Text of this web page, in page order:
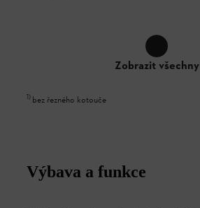
Zobrazit všechny
1) bez řezného kotouče
Výbava a funkce